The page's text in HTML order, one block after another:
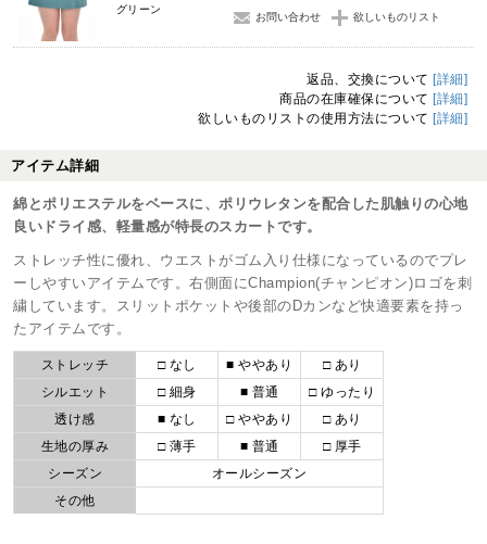
グリーン
お問い合わせ 欲しいものリスト
返品、交換について [詳細]
商品の在庫確保について [詳細]
欲しいものリストの使用方法について [詳細]
アイテム詳細
綿とポリエステルをベースに、ポリウレタンを配合した肌触りの心地
良いドライ感、軽量感が特長のスカートです。
ストレッチ性に優れ、ウエストがゴム入り仕様になっているのでプレ
ーしやすいアイテムです。右側面にChampion(チャンピオン)ロゴを刺
繍しています。スリットポケットや後部のDカンなど快適要素を持っ
たアイテムです。
ストレッチ □ なし ■ ややあり
□ あり
シルエット
□ 細身 ■ 普通
□ ゆったり
透け感
■ なし □ ややあり
□ あり
生地の厚み
□ 薄手 ■ 普通
□ 厚手
シーズン
オールシーズン
その他